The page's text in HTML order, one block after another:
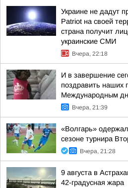
Украине не дадут
Patriot на своей
страна получит
украинские СМИ
Вчера, 22:18
И в завершение
поздравить наших
Международным
Вчера, 21:39
«Волгарь»
сезоне турнира
Вчера, 21:28
9 августа в
42-градусная жара